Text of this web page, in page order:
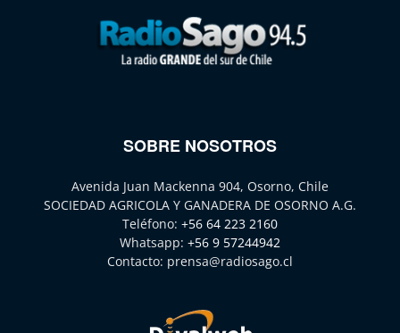
SOBRE NOSOTROS
Avenida Juan Mackenna 904, Osorno, Chile
SOCIEDAD AGRICOLA Y GANADERA DE OSORNO A.G.
Teléfono: +56 64 223 2160
Whatsapp: +56 9 57244942
Contacto: prensa@radiosago.cl